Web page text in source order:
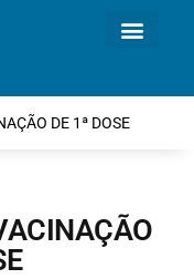
DE 1ª DOSE